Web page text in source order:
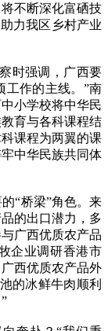
不断深化富硒技
力我区乡村产业
时强调，广西要
工作的主线。”南
小学校将中华民
育与各科课程结
课程为两翼的课
中华民族共同体
“桥梁”角色。来
的出口潜力，多
广西优质农产品
企业调研香港市
西优质农产品外
的冰鲜牛肉顺利